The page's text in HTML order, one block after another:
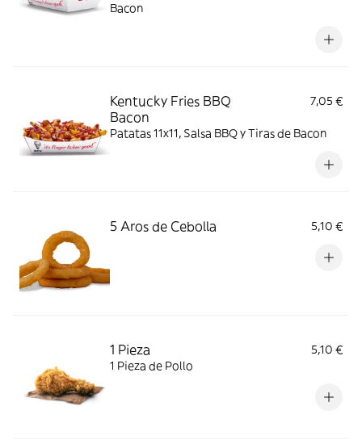
Bacon
Kentucky Fries BBQ
Bacon
7,05 €
Patatas 11x11, Salsa BBQ y Tiras de Bacon
5 Aros de Cebolla 5,10 €
1 Pieza
5,10 €
1 Pieza de Pollo